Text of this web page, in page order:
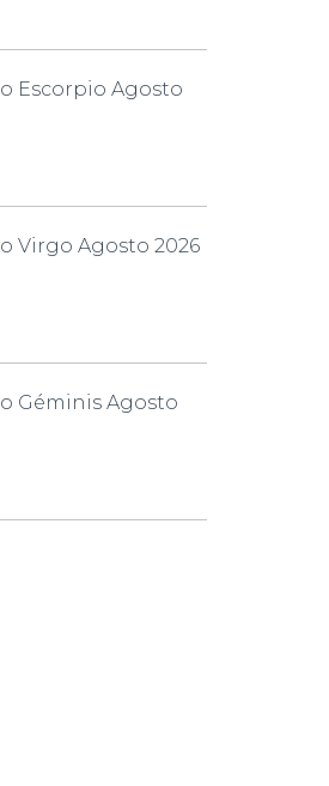
Escorpio Agosto
Virgo Agosto 2026
Géminis Agosto